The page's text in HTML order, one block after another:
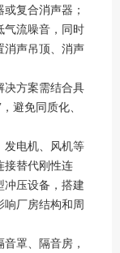
复合消声器；
气流噪音，同时
消声吊顶、消声
决方案需结合具
避免同质化、
发电机、风机等
接替代刚性连
压设备，搭建
厂房结构和周
罩、隔音房，